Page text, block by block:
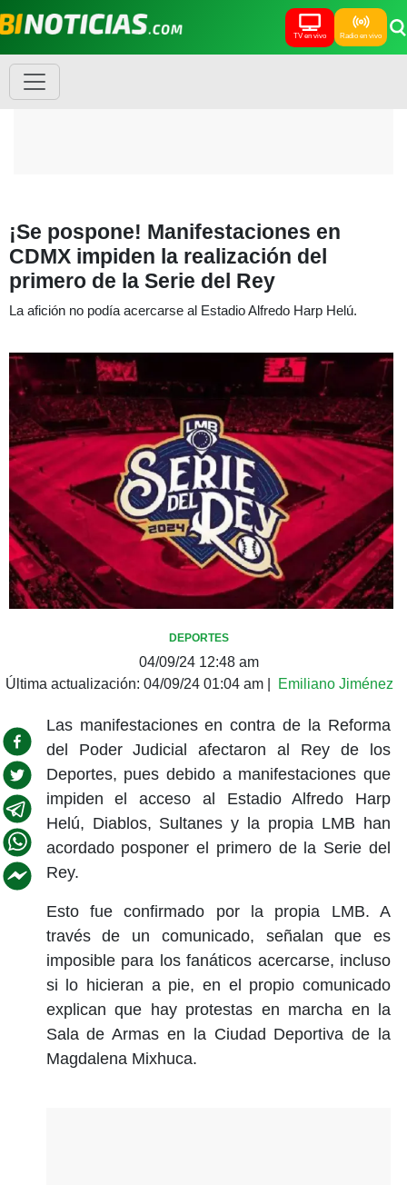
TV en vivo Radio en vivo
¡Se pospone! Manifestaciones en
CDMX impiden la realización del
primero de la Serie del Rey
La afición no podía acercarse al Estadio Alfredo Harp Helú.
DEPORTES
04/09/24 12:48 am
Última actualización: 04/09/24 01:04 am| Emiliano Jiménez
Las manifestaciones en contra de la Reforma
del Poder Judicial afectaron al Rey de los
Deportes, pues debido a manifestaciones que
impiden el acceso al Estadio Alfredo Harp
Helú, Diablos, Sultanes y la propia LMB han
acordado posponer el primero de la Serie del
Rey.
Esto fue confirmado por la propia LMB. A
través de un comunicado, señalan que es
imposible para los fanáticos acercarse, incluso
si lo hicieran a pie, en el propio comunicado
explican que hay protestas en marcha en la
Sala de Armas en la Ciudad Deportiva de la
Magdalena Mixhuca.